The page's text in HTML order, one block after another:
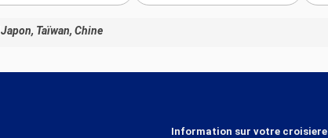
Japon, Taïwan, Chine
Information sur votre croisiere